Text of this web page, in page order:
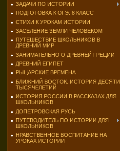
ЗАДАЧИ ПО ИСТОРИИ
ПОДГОТОВКА К ОГЭ. 8 КЛАСС
СТИХИ К УРОКАМ ИСТОРИИ
ЗАСЕЛЕНИЕ ЗЕМЛИ ЧЕЛОВЕКОМ
ПУТЕШЕСТВИЕ ШКОЛЬНИКОВ В
ДРЕВНИЙ МИР
ЗАНИМАТЕЛЬНО О ДРЕВНЕЙ ГРЕЦИИ
ДРЕВНИЙ ЕГИПЕТ
РЫЦАРСКИЕ ВРЕМЕНА
БЛИЖНИЙ ВОСТОК. ИСТОРИЯ ДЕСЯТИ
ТЫСЯЧЕЛЕТИЙ
ИСТОРИЯ РОССИИ В РАССКАЗАХ ДЛЯ
ШКОЛЬНИКОВ
ДОПЕТРОВСКАЯ РУСЬ
ПУТЕВОДИТЕЛЬ ПО ИСТОРИИ ДЛЯ
ШКОЛЬНИКОВ
НРАВСТВЕННОЕ ВОСПИТАНИЕ НА
УРОКАХ ИСТОРИИ